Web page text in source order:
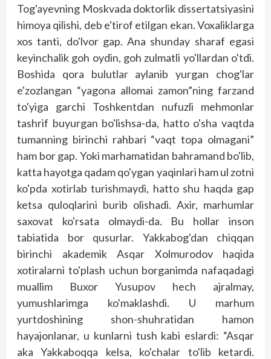
Tog'ayevning Moskvada doktorlik dissertatsiyasini
himoya qilishi, deb e'tirof etilgan ekan. Voxaliklarga
xos tanti, do'lvor gap. Ana shunday sharaf egasi
keyinchalik goh oydin, goh zulmatli yo'llardan o'tdi.
Boshida qora bulutlar aylanib yurgan chog'lar
e'zozlangan “yagona allomai zamon”ning farzand
to'yiga garchi Toshkentdan nufuzli mehmonlar
tashrif buyurgan bo'lishsa-da, hatto o'sha vaqtda
tumanning birinchi rahbari “vaqt topa olmagani”
ham bor gap. Yoki marhamatidan bahramand bo'lib,
katta hayotga qadam qo'ygan yaqinlari ham ul zotni
ko'pda xotirlab turishmaydi, hatto shu haqda gap
ketsa quloqlarini burib olishadi. Axir, marhumlar
saxovat ko'rsata olmaydi-da. Bu hollar inson
tabiatida bor qusurlar. Yakkabog'dan chiqqan
birinchi akademik Asqar Xolmurodov haqida
xotiralarni to'plash uchun borganimda nafaqadagi
muallim Buxor Yusupov hech ajralmay,
yumushlarimga ko'maklashdi. U mar­hum
yurtdoshining shon-shuhratidan hamon
hayajonlanar, u kunlarni tush kabi eslardi: “Asqar
aka Yakkaboqqa kelsa, ko'chalar to'lib ketardi.